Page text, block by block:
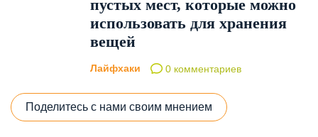
пустых мест, которые можно
использовать для хранения
вещей
Лайфхаки 0 комментариев
Поделитесь с нами своим мнением